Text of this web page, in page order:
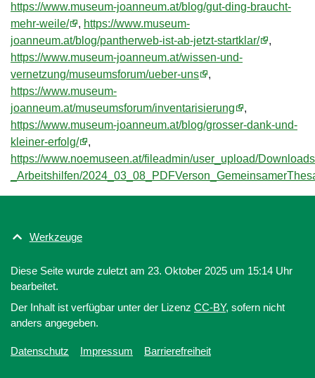
https://www.museum-joanneum.at/blog/gut-ding-braucht-
mehr-weile/
, https://www.museum-
joanneum.at/blog/pantherweb-ist-ab-jetzt-startklar/
,
https://www.museum-joanneum.at/wissen-und-
vernetzung/museumsforum/ueber-uns
,
https://www.museum-
joanneum.at/museumsforum/inventarisierung
,
https://www.museum-joanneum.at/blog/grosser-dank-und-
kleiner-erfolg/
,
https://www.noemuseen.at/fileadmin/user_upload/
_Arbeitshilfen/
Werkzeuge
Diese Seite wurde zuletzt am 23. Oktober 2025 um 15:14 Uhr
bearbeitet.
Der Inhalt ist verfügbar unter der Lizenz CC-BY, sofern nicht
anders angegeben.
Datenschutz Impressum Barrierefreiheit